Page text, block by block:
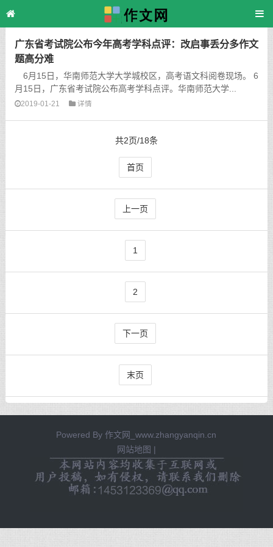
> 公布
广东省考试院公布今年高考学科点评：改启事丢分多作文
题高分难
6月15日，华南师范大学大学城校区，高考语文科阅卷现场。 6
月15日，广东省考试院公布高考学科点评。华南师范大学...
2019-01-21 详情
共2页/18条
首页
上一页
1
2
下一页
末页
Powered By 作文网_www.zhangyanqin.cn
网站地图 |